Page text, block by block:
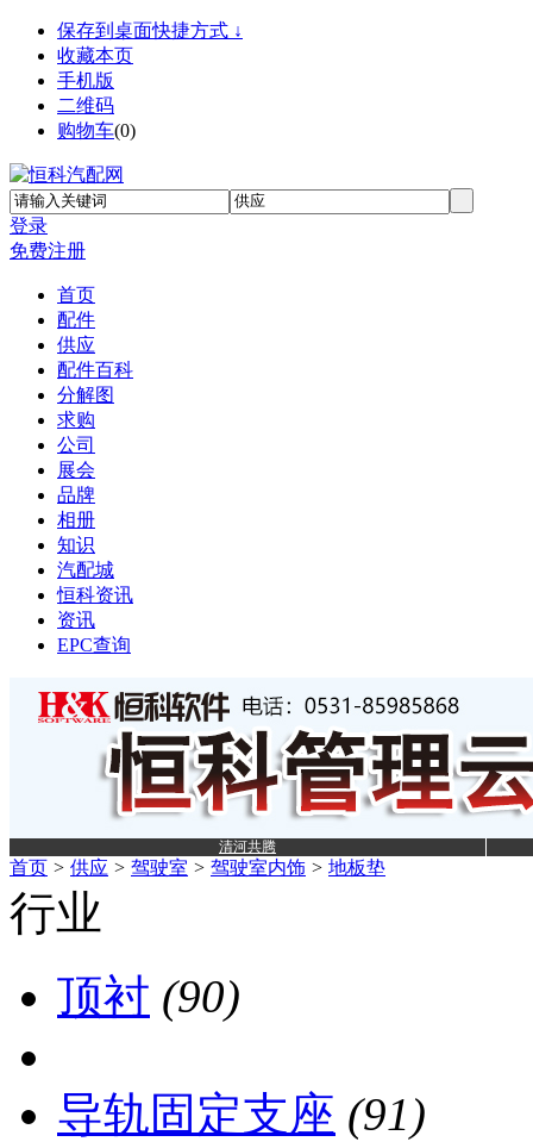
保存到桌面快捷方式 ↓
收藏本页
手机版
二维码
购物车(0)
登录
免费注册
首页
配件
供应
配件百科
分解图
求购
公司
展会
品牌
相册
知识
汽配城
恒科资讯
资讯
EPC查询
清河共腾
首页 > 供应 > 驾驶室 > 驾驶室内饰 > 地板垫
行业
顶衬 (90)
导轨固定支座 (91)